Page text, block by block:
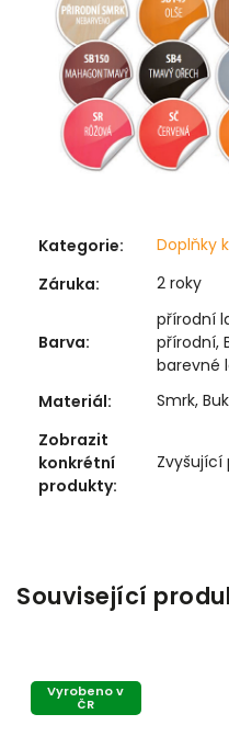
Kategorie:
Doplňky
Záruka: 2 roky
Barva:
přírodní
přírodní,
barevné
Materiál:
Smrk,
Zobrazit
konkrétní
produkty:
Zvyšující
Související
Vyrobeno v
ČR